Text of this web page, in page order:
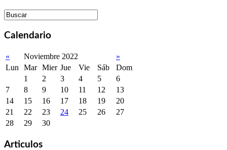
Calendario
« Noviembre 2022
»
Lun
Mar Mier Jue Vie Sáb
Dom
1
2 3 4 5
6
7
8 9 10 11 12
13
14
15 16 17 18 19
20
21
22 23 24 25 26
27
28
29 30
Articulos